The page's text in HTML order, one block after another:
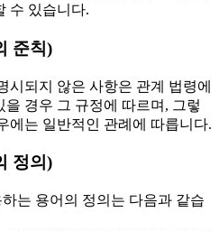
수 있습니다.
준칙)
시되지 않은 사항은 관계 법령에
을 경우 그 규정에 따르며, 그렇
에는 일반적인 관례에 따릅니다.
정의)
는 용어의 정의는 다음과 같습